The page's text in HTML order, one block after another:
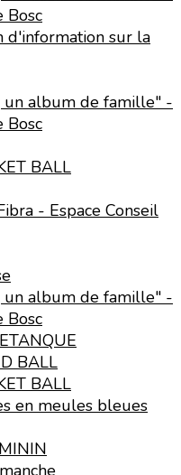
Bosc
d'information sur la
un album de famille" -
Bosc
BALL
- Espace Conseil
un album de famille" -
Bosc
BALL
BALL
en meules bleues